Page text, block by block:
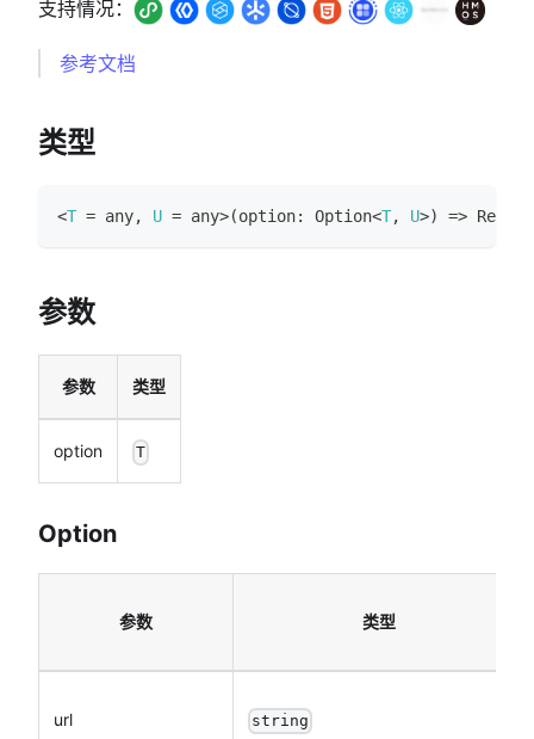
支持情况：
参考文档
类型
<T = any, U = any>(option: Option<T, U>) =>
参数
参数 类型
option T
Option
参数 类型
url string